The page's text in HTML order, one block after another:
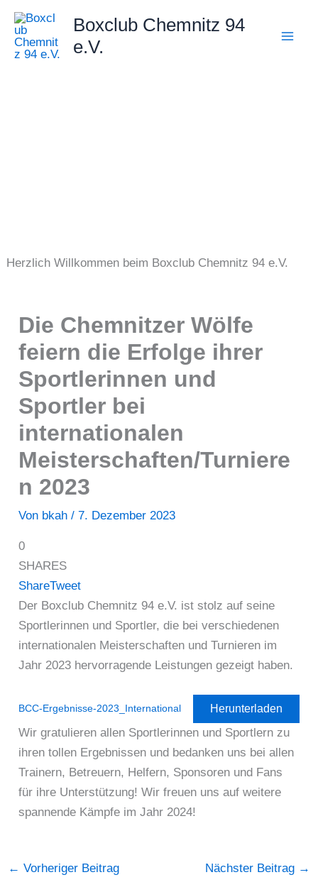
Zum
Inhalt
springen
Boxclub Chemnitz 94
e.V.
Herzlich Willkommen beim Boxclub Chemnitz 94 e.V.
Die Chemnitzer Wölfe
feiern die Erfolge ihrer
Sportlerinnen und
Sportler bei
internationalen
Meisterschaften/Turniere
n 2023
Von bkah/7. Dezember 2023
0
SHARES
ShareTweet
Der Boxclub Chemnitz 94 e.V. ist stolz auf seine
Sportlerinnen und Sportler, die bei verschiedenen
internationalen Meisterschaften und Turnieren im
Jahr 2023 hervorragende Leistungen gezeigt haben.
BCC-Ergebnisse-2023_International Herunterladen
Wir gratulieren allen Sportlerinnen und Sportlern zu
ihren tollen Ergebnissen und bedanken uns bei allen
Trainern, Betreuern, Helfern, Sponsoren und Fans
für ihre Unterstützung! Wir freuen uns auf weitere
spannende Kämpfe im Jahr 2024!
← Vorheriger Beitrag Nächster Beitrag →